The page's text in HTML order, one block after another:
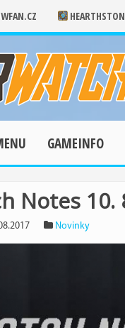
GAMEINFO
Notes 10.
Novinky